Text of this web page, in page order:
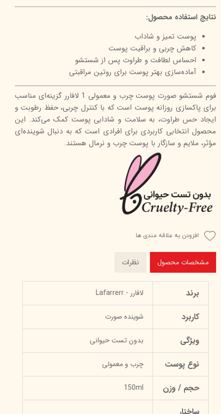
نتایج استفاده محصول:
پوست تمیز و شاداب
کاهش چربی و براقیت پوست
احساس لطافت و طراوت پس از شستشو
آماده‌سازی بهتر پوست برای روتین مراقبتی
فوم شستشو صورت پوست چرب و معمولی 1 لافارر گزینه‌ای مناسب
برای پاکسازی روزانه پوست است که با کنترل چربی، حفظ رطوبت و
ایجاد حس طراوت، به سلامت و شادابی پوست کمک می‌کند. این
محصول انتخابی کاربردی برای افرادی است که به دنبال شوینده‌ای
مؤثر، ملایم و سازگار با پوست چرب و نرمال هستند.
افزودن به علاقه مندی ها
مشخصات محصول نظرات
برند لافارر - Lafarrerr
کاربرد شوینده صورت
ویژگی بدون تست حیوانی
نوع پوست چرب و معمولی
حجم / وزن 150ml